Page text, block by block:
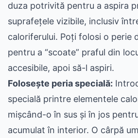
duza potrivită pentru a aspira
suprafețele vizibile, inclusiv
caloriferului. Poți folosi o perie
pentru a “scoate” praful din
accesibile, apoi să-l aspiri.
Folosește peria specială:
specială printre elementele
mișcând-o în sus și în jos
acumulat în interior. O cârpă